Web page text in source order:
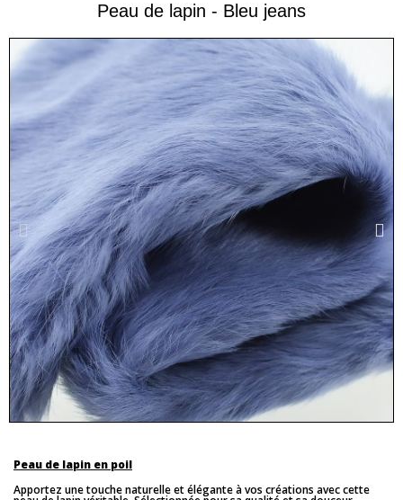
Peau de lapin - Bleu jeans
Peau de lapin en poil
Apportez une touche naturelle et élégante à vos créations avec cette